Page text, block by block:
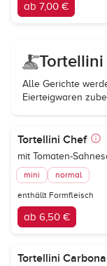
ab 7,00 €
Tortellini
Alle Gerichte
Eierteigwaren
Tortellini Chef
mit Tomaten-
mini normal
enthällt Formfleisch
ab 6,50 €
Tortellini